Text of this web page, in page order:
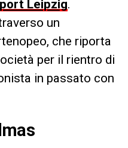
Leipzig.
un
che riporta
per il rientro di
in passato con